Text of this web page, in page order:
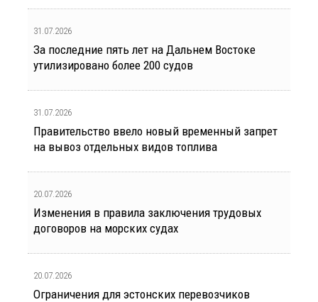
31.07.2026
За последние пять лет на Дальнем Востоке
утилизировано более 200 судов
31.07.2026
Правительство ввело новый временный запрет
на вывоз отдельных видов топлива
20.07.2026
Изменения в правила заключения трудовых
договоров на морских судах
20.07.2026
Ограничения для эстонских перевозчиков